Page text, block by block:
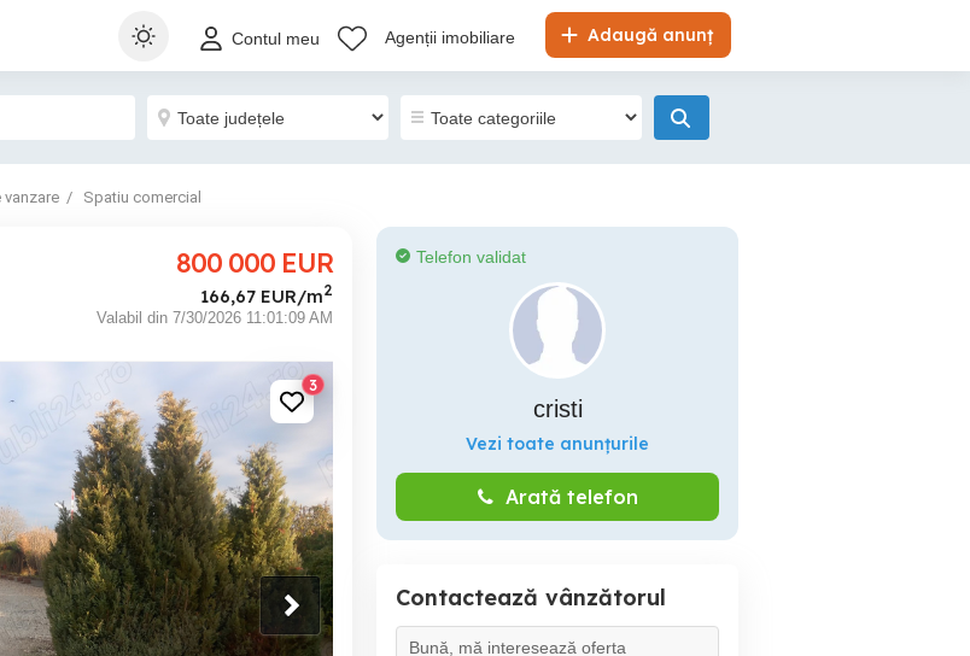
Adaugă anunț
Contul meu Agenții imobiliare
vanzare Spatiu comercial
800 000 EUR
166,67 EUR/m2
Valabil din 7/30/2026 11:01:09 AM
3
Telefon validat
cristi
Vezi toate anunțurile
Arată telefon
Contactează vânzătorul